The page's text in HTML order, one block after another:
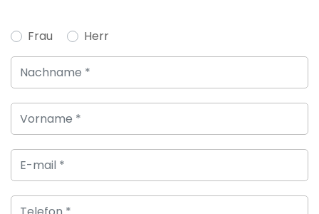
Frau Herr